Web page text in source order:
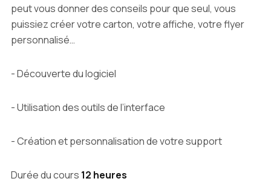
peut vous donner des conseils pour que seul, vous
puissiez créer votre carton, votre affiche, votre flyer
personnalisé…
- Découverte du logiciel
- Utilisation des outils de l’interface
- Création et personnalisation de votre support
Durée du cours 12 heures